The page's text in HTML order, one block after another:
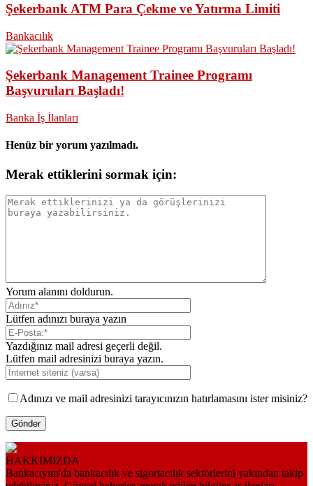
Şekerbank ATM Para Çekme ve Yatırma Limiti
Bankacılık
Şekerbank Management Trainee Programı
Başvuruları Başladı!
Banka İş İlanları
Henüz bir yorum yazılmadı.
Merak ettiklerini sormak için:
Yorum alanını doldurun.
Lütfen adınızı buraya yazın
Yazdığınız mail adresi geçerli değil.
Lütfen mail adresinizi buraya yazın.
Adınızı ve mail adresinizi tarayıcınızın hatırlamasını ister misiniz?
HAKKIMIZDA
Bankacıyım'da bankacılık ve sigortacılık sektörlerini yakından takip